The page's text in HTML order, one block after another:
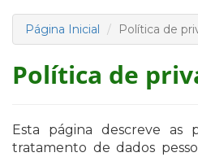
Página Inicial Política de
Política de
Esta página descreve as
tratamento de dados